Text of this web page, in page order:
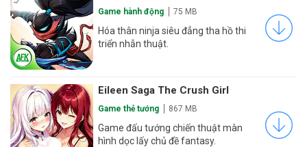
Game hành động 75 MB
Hóa thân ninja siêu đẳng tha hồ thi
triển nhẫn thuật.
Eileen Saga The Crush Girl
Game thẻ tướng 867 MB
Game đấu tướng chiến thuật màn
hình dọc lấy chủ đề fantasy.